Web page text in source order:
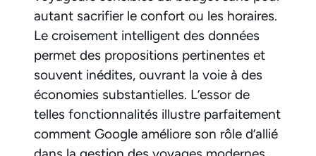
autant sacrifier le confort ou les horaires.
Le croisement intelligent des données
permet des propositions pertinentes et
souvent inédites, ouvrant la voie à des
économies substantielles. L’essor de
telles fonctionnalités illustre parfaitement
comment Google améliore son rôle d’allié